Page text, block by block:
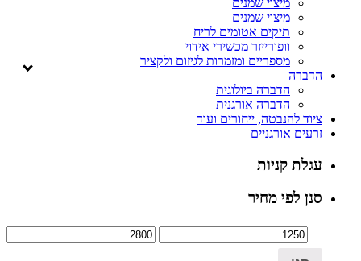
מיצוי שמנים
מיצוי שמנים
תיקים אטומים לריח
וופורייזר מכשירי אידוי
מספריים ומזמרות לגיזום ולקציר
הדברה
הדברה ביולוגית
הדברה אורגנית
ציוד להנבטה, ייחורים ועוד
זרעים אורגניים
עגלת קניות
סנן לפי מחיר